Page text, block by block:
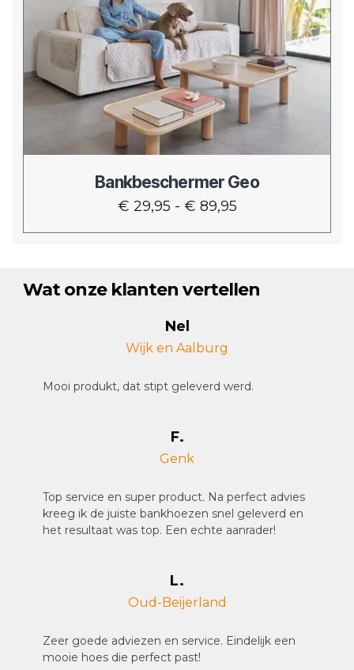
Bankbeschermer Geo
€ 29,95 - € 89,95Prijsklasse:
meerdere
variaties.
Deze
optie
kan
op
Wat onze klanten vertellen
Nel
Wijk en Aalburg
Mooi produkt, dat stipt geleverd werd.
F.
Genk
Top service en super product. Na perfect advies
kreeg ik de juiste bankhoezen snel geleverd en
het resultaat was top. Een echte aanrader!
L.
Oud-Beijerland
Zeer goede adviezen en service. Eindelijk een
mooie hoes die perfect past!